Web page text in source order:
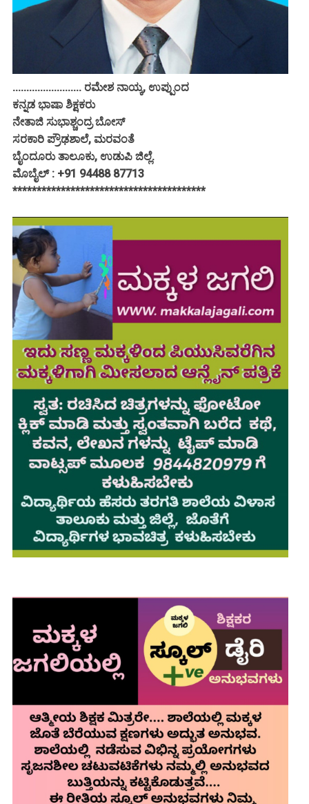
......................... ರಮೇಶ ನಾಯ್ಕ, ಉಪ್ಪುಂದ
ಕನ್ನಡ ಭಾಷಾ ಶಿಕ್ಷಕರು
ನೇತಾಜಿ ಸುಭಾಶ್ಚಂದ್ರ ಬೋಸ್
ಸರಕಾರಿ ಪ್ರೌಢಶಾಲೆ, ಮರವಂತೆ
ಬೈಂದೂರು ತಾಲೂಕು, ಉಡುಪಿ ಜಿಲ್ಲೆ.
ಮೊಬೈಲ್ : +91 94488 87713
****************************************